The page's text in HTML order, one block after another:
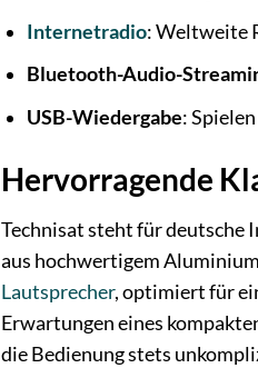
Internetradio: Weltweite
Bluetooth-Audio-
USB-Wiedergabe:
Hervorragende
Technisat steht für deutsche
aus hochwertigem
Lautsprecher, optimiert für
Erwartungen eines
die Bedienung stets